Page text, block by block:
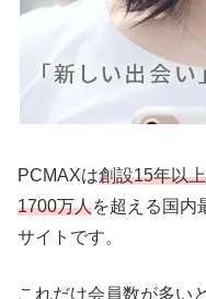
PCMAXは創設15年以上
1700万人を超える国内
サイトです。
これだけ会員数が多い